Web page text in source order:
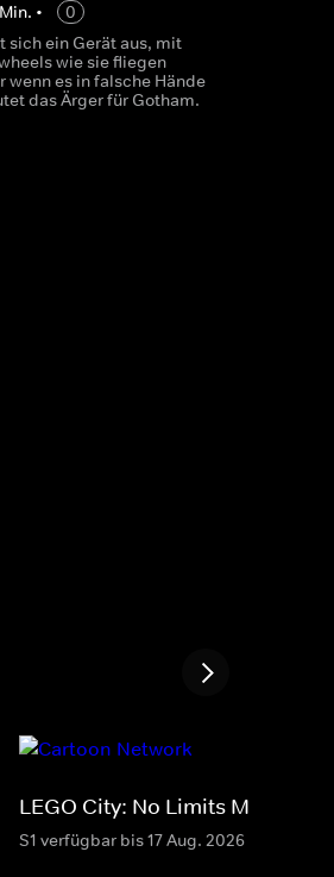
Min. •
0
sich ein Gerät aus, mit
wie sie fliegen
wenn es in falsche Hände
das Ärger für Gotham.
LEGO City: No Limits MAX
S1 verfügbar bis 17 Aug. 2026